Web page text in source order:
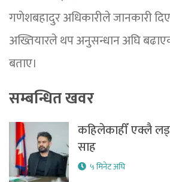
गणेशबहादुर अधिकारीले जानकारी
अख्तियारले थप अनुसन्धान अघि
बताए।
सम्बन्धित खवर
कहिलेकाहीँ एक्लै
साह
५ मिनेट अघि